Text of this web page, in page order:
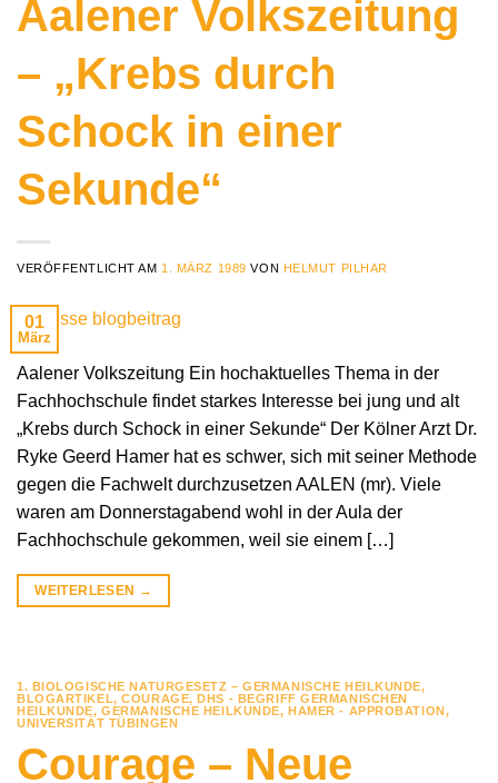
Aalener Volkszeitung
– „Krebs durch
Schock in einer
Sekunde“
VERÖFFENTLICHT AM1. MÄRZ 1989 VON HELMUT PILHAR
01
März
Aalener Volkszeitung Ein hochaktuelles Thema in der
Fachhochschule findet starkes Interesse bei jung und alt
„Krebs durch Schock in einer Sekunde“ Der Kölner Arzt Dr.
Ryke Geerd Hamer hat es schwer, sich mit seiner Methode
gegen die Fachwelt durchzusetzen AALEN (mr). Viele
waren am Donnerstagabend wohl in der Aula der
Fachhochschule gekommen, weil sie einem […]
WEITERLESEN →
1. BIOLOGISCHE NATURGESETZ – GERMANISCHE HEILKUNDE,
BLOGARTIKEL,COURAGE,DHS - BEGRIFF GERMANISCHEN
HEILKUNDE,GERMANISCHE HEILKUNDE,HAMER - APPROBATION,
UNIVERSITÄT TÜBINGEN
Courage – Neue